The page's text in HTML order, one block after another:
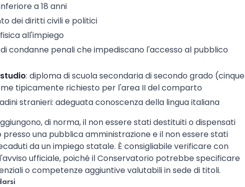
a 18 anni
dei diritti civili e politici
all'impiego
condanne penali che impediscano l'accesso al pubblico
: diploma di scuola secondaria di secondo grado (cinque
tipicamente richiesto per l'area II del comparto
stranieri: adeguata conoscenza della lingua italiana
di norma, il non essere stati destituiti o dispensati
presso una pubblica amministrazione e il non essere stati
da un impiego statale. È consigliabile verificare con
ufficiale, poiché il Conservatorio potrebbe specificare
o competenze aggiuntive valutabili in sede di titoli.